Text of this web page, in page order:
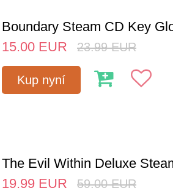
Boundary Steam CD Key
15.00 EUR 23.99 EUR
Kup nyní
The Evil Within Deluxe
19.99 EUR 59.00 EUR